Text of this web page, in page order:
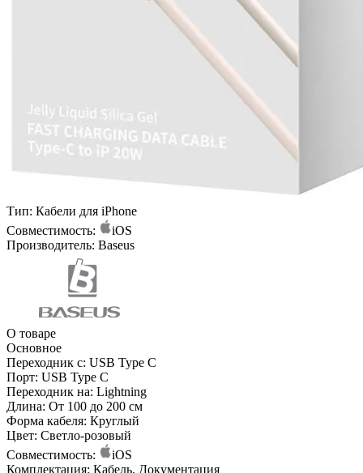
Тип: Кабели для iPhone
Совместимость:
iOS
Производитель: Baseus
О товаре
Основное
Переходник с: USB Type C
Порт: USB Type C
Переходник на: Lightning
Длина: От 100 до 200 см
Форма кабеля: Круглый
Цвет: Светло-розовый
Совместимость:
iOS
Комплектация: Кабель, Документация